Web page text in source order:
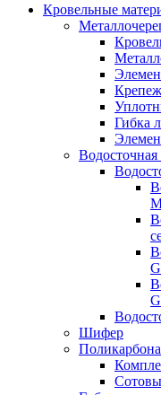
Кровельные
Гибка
Водосточная
Шифер